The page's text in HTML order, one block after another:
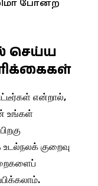
போன்ற
செய்ய
என்றால்,
உங்கள்
குறைவு